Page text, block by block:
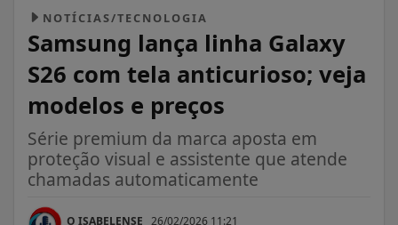
NOTÍCIAS/TECNOLOGIA
Samsung lança linha Galaxy
S26 com tela anticurioso; veja
modelos e preços
Série premium da marca aposta em
proteção visual e assistente que atende
chamadas automaticamente
O ISABELENSE 26/02/2026 11:21